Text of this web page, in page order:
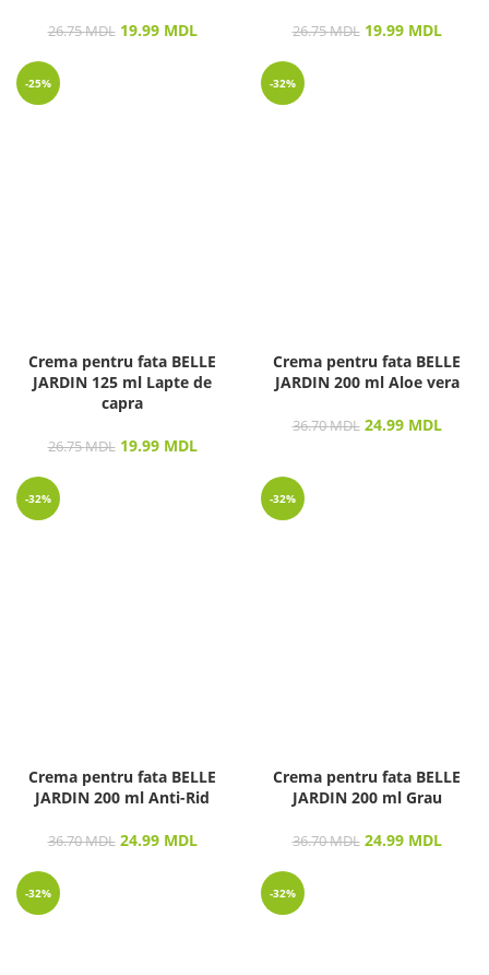
26.75MDL 19.99 MDL 26.75MDL 19.99 MDL
-25%
Crema pentru fata BELLE
JARDIN 125 ml Lapte de
capra
26.75MDL 19.99 MDL
-32%
Crema pentru fata BELLE
JARDIN 200 ml Aloe vera
36.70MDL 24.99 MDL
-32%
Crema pentru fata BELLE
JARDIN 200 ml Anti-Rid
36.70MDL 24.99 MDL
-32%
Crema pentru fata BELLE
JARDIN 200 ml Grau
36.70MDL 24.99 MDL
-32% -32%